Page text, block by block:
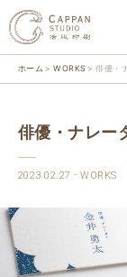
ホーム WORKS 俳優・
俳優・ナレー
2023.02.27 WORKS